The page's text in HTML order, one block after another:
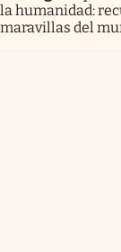
la humanidad:
maravillas del